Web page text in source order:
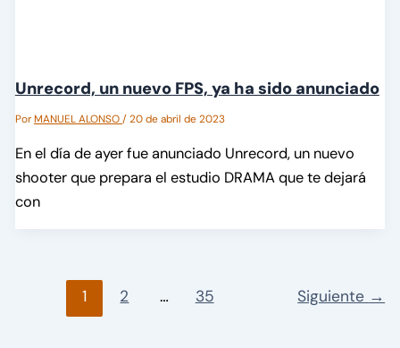
Unrecord, un nuevo FPS, ya ha sido anunciado
PorMANUEL ALONSO/20 de abril de 2023
En el día de ayer fue anunciado Unrecord, un nuevo
shooter que prepara el estudio DRAMA que te dejará
con
1 2 … 35 Siguiente →